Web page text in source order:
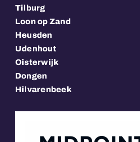
Tilburg
Loon op Zand
Heusden
Udenhout
Oisterwijk
Dongen
Hilvarenbeek